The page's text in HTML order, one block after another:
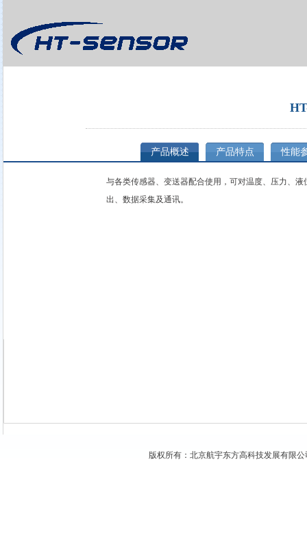
产品概述 产品特点 性能
与各类传感器、变送器配合使用，可对温度、压力、
出、数据采集及通讯。
版权所有：北京航宇东方高科技发展有